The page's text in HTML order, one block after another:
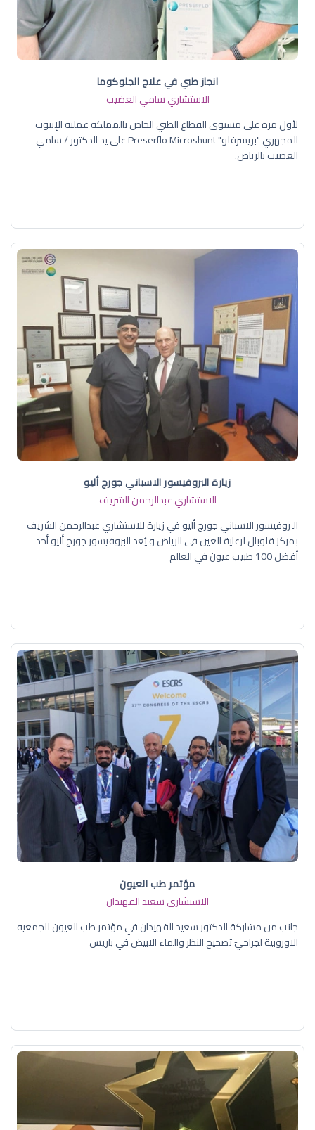
انجاز طبي في علاج الجلوكوما
الاستشاري سامي العضيب
لأول مرة على مستوى القطاع الطبي الخاص بالمملكة عملية الإنبوب
المجهري "بريسرفلو" Preserflo Microshunt على يد الدكتور / سامي
العضيب بالرياض.
زيارة البروفيسور الاسباني جورج أليو
الاستشاري عبدالرحمن الشريف
البروفيسور الاسباني جورج أليو في زيارة للاستشاري عبدالرحمن الشريف
بمركز قلوبال لرعاية العين في الرياض و يُعد البروفيسور جورج أليو أحد
أفضل 100 طبيب عيون في العالم
مؤتمر طب العيون
الاستشاري سعيد القهيدان
جانب من مشاركة الدكتور سعيد القهيدان في مؤتمر طب العيون للجمعيه
الاوروبية لجراحيّ تصحيح النظر والماء الابيض في باريس